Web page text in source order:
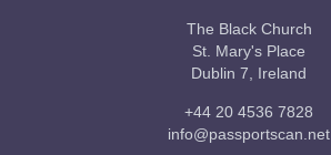
The Black Church
St. Mary's Place
Dublin 7, Ireland
+44 20 4536 7828
info@passportscan.net